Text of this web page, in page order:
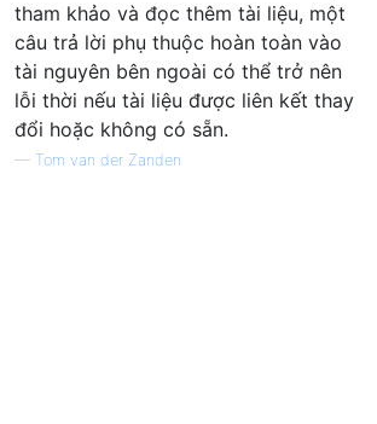
tham khảo và đọc thêm tài liệu, một
câu trả lời phụ thuộc hoàn toàn vào
tài nguyên bên ngoài có thể trở nên
lỗi thời nếu tài liệu được liên kết thay
đổi hoặc không có sẵn.
— Tom van der Zanden